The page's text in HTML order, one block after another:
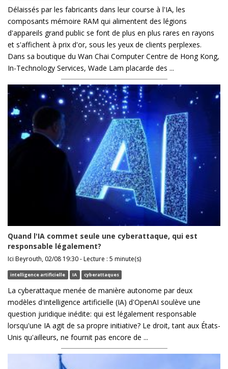
Délaissés par les fabricants dans leur course à l'IA, les
composants mémoire RAM qui alimentent des légions
d'appareils grand public se font de plus en plus rares en rayons
et s'affichent à prix d'or, sous les yeux de clients perplexes.
Dans sa boutique du Wan Chai Computer Centre de Hong Kong,
In-Technology Services, Wade Lam placarde des ...
Quand l'IA commet seule une cyberattaque, qui est
responsable légalement?
Ici Beyrouth, 02/08 19:30 - Lecture : 5 minute(s)
intelligence artificielle IA cyberattaques
La cyberattaque menée de manière autonome par deux
modèles d'intelligence artificielle (IA) d'OpenAI soulève une
question juridique inédite: qui est légalement responsable
lorsqu'une IA agit de sa propre initiative? Le droit, tant aux États-
Unis qu'ailleurs, ne fournit pas encore de ...